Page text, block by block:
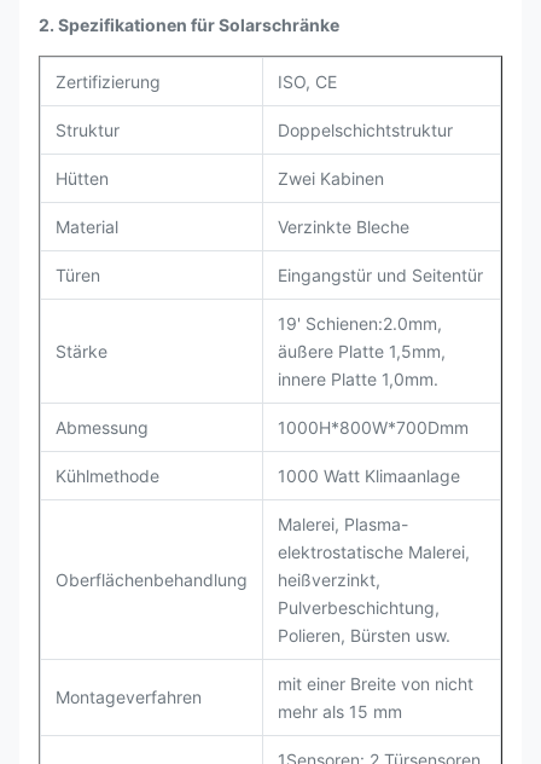
2. Spezifikationen für Solarschränke
Zertifizierung ISO, CE
Struktur Doppelschichtstruktur
Hütten Zwei Kabinen
Material Verzinkte Bleche
Türen Eingangstür und Seitentür
Stärke
19' Schienen:2.0mm,
äußere Platte 1,5mm,
innere Platte 1,0mm.
Abmessung 1000H*800W*700Dmm
Kühlmethode 1000 Watt Klimaanlage
Oberflächenbehandlung
Malerei, Plasma-
elektrostatische Malerei,
heißverzinkt,
Pulverbeschichtung,
Polieren, Bürsten usw.
Montageverfahren
mit einer Breite von nicht
mehr als 15 mm
1Sensoren: 2 Türsensoren,